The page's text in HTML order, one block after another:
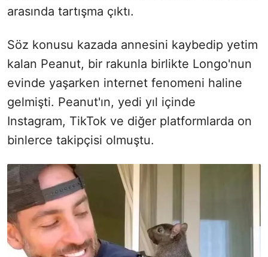
arasında tartışma çıktı.
Söz konusu kazada annesini kaybedip yetim
kalan Peanut, bir rakunla birlikte Longo'nun
evinde yaşarken internet fenomeni haline
gelmişti. Peanut'ın, yedi yıl içinde
Instagram, TikTok ve diğer platformlarda on
binlerce takipçisi olmuştu.